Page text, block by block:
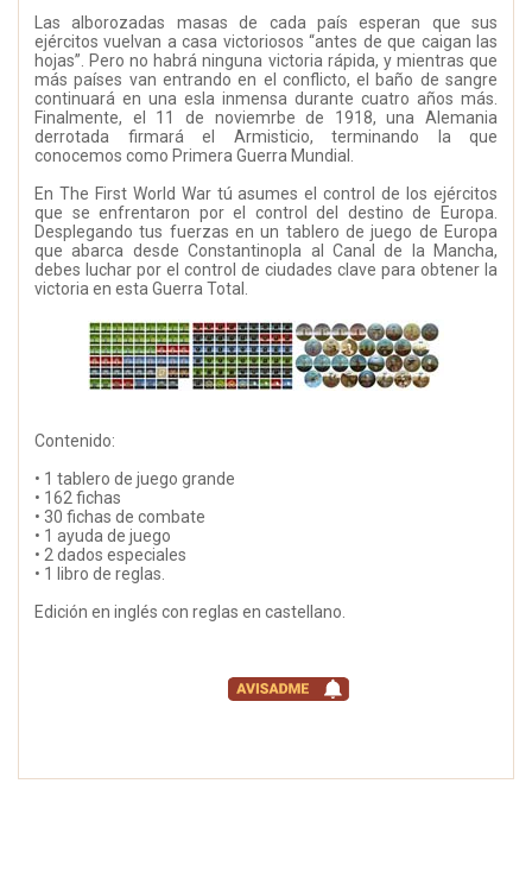
Las alborozadas masas de cada país esperan que sus
ejércitos vuelvan a casa victoriosos “antes de que caigan las
hojas”. Pero no habrá ninguna victoria rápida, y mientras que
más países van entrando en el conflicto, el baño de sangre
continuará en una esla inmensa durante cuatro años más.
Finalmente, el 11 de noviemrbe de 1918, una Alemania
derrotada firmará el Armisticio, terminando la que
conocemos como Primera Guerra Mundial.
En The First World War tú asumes el control de los ejércitos
que se enfrentaron por el control del destino de Europa.
Desplegando tus fuerzas en un tablero de juego de Europa
que abarca desde Constantinopla al Canal de la Mancha,
debes luchar por el control de ciudades clave para obtener la
victoria en esta Guerra Total.
Contenido:
• 1 tablero de juego grande
• 162 fichas
• 30 fichas de combate
• 1 ayuda de juego
• 2 dados especiales
• 1 libro de reglas.
Edición en inglés con reglas en castellano.